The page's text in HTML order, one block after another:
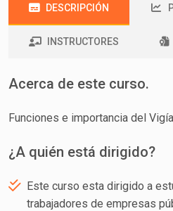
DESCRIPCIÓN
INSTRUCTORES
Acerca de este curso.
Funciones e importancia del
¿A quién está dirigido?
Este curso esta dirigido a
trabajadores de empresas